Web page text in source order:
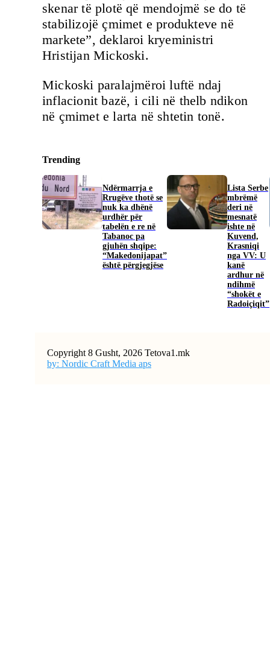
skenar të plotë që mendojmë se do të
stabilizojë çmimet e produkteve në
markete”, deklaroi kryeministri
Hristijan Mickoski.
Mickoski paralajmëroi luftë ndaj
inflacionit bazë, i cili në thelb ndikon
në çmimet e larta në shtetin tonë.
Trending
Ndërmarrja e
Rrugëve thotë se
nuk ka dhënë
urdhër për
tabelën e re në
Tabanoc pa
gjuhën shqipe:
“Makedonijapat”
është përgjegjëse
​Lista Serbe
mbrëmë
deri në
mesnatë
ishte në
Kuvend,
Krasniqi
nga VV: U
kanë
ardhur në
ndihmë
“shokët e
Radoiçiqit”
Copyright 8 Gusht, 2026 Tetova1.mk
by: Nordic Craft Media aps